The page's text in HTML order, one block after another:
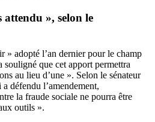
», selon le
» adopté l’an dernier pour le champ
souligné que cet apport permettra
au lieu d’une ». Selon le sénateur
défendu l’amendement,
la fraude sociale ne pourra être
outils ».